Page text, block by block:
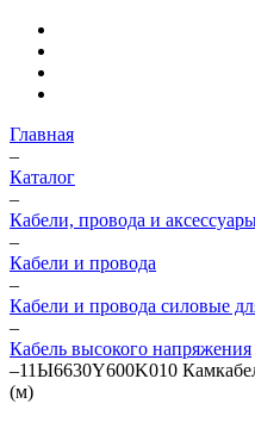
Главная
–
Каталог
–
Кабели, провода и
–
Кабели и провода
–
Кабели и провода силовые
–
Кабель высокого напряжения
–11Ы6630Y600K010
(м)